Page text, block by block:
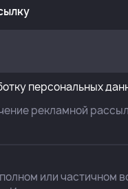
персональных
рекламной
или частичном